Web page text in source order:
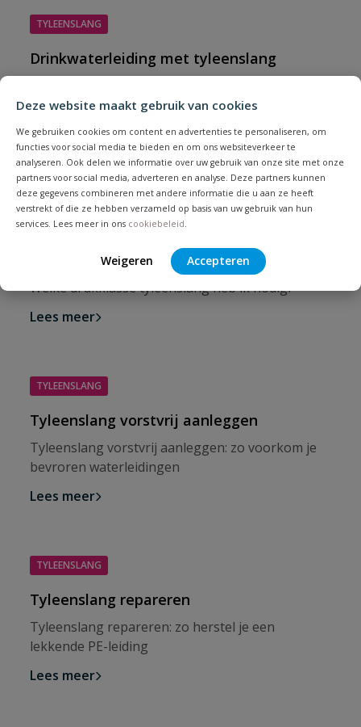
Deze website maakt gebruik van cookies
We gebruiken cookies om content en advertenties te personaliseren, om
functies voor social media te bieden en om ons websiteverkeer te
analyseren. Ook delen we informatie over uw gebruik van onze site met onze
partners voor social media, adverteren en analyse. Deze partners kunnen
deze gegevens combineren met andere informatie die u aan ze heeft
verstrekt of die ze hebben verzameld op basis van uw gebruik van hun
services. Lees meer in ons cookiebeleid
Weigeren Accepteren
TYLEENSLANG
Drinkwaterleiding met tyleenslang
moet weten
Lees meer
TYLEENSLANG
Welke drukklasse tyleenslang heb ik nodig?
Lees meer
TYLEENSLANG
Tyleenslang vorstvrij aanleggen
Tyleenslang vorstvrij aanleggen: zo voorkom je
bevroren waterleidingen
Lees meer
TYLEENSLANG
Tyleenslang repareren
Tyleenslang repareren: zo herstel je een
lekkende PE-leiding
Lees meer